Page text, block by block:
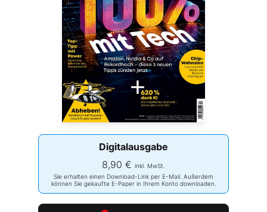
Digitalausgabe
8,90 € inkl. MwSt.
Sie erhalten einen Download-Link per E-Mail. Außerdem
können Sie gekaufte E-Paper in Ihrem Konto downloaden.